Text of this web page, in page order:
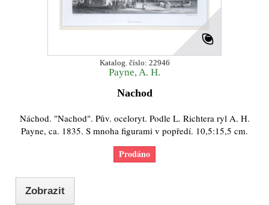
Katalog. číslo: 22946
Payne, A. H.
Nachod
Náchod. "Nachod". Pův. oceloryt. Podle L. Richtera ryl A. H.
Payne, ca. 1835. S mnoha figurami v popředí. 10,5:15,5 cm.
Prodáno
Zobrazit